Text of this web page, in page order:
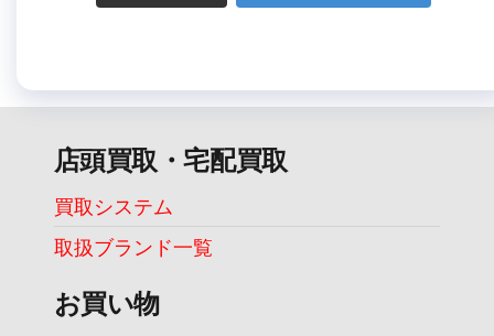
店頭買取・宅配買取
買取システム
取扱ブランド一覧
お買い物